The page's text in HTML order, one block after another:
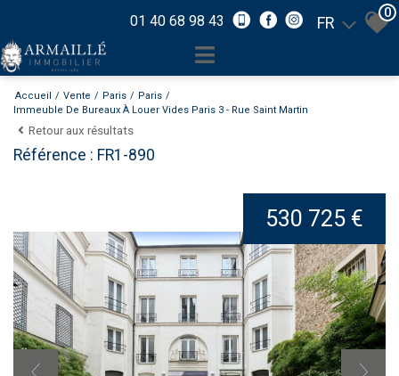
01 40 68 98 43 FR
0
Accueil Vente Paris
Paris
Immeuble De Bureaux À Louer Vides Paris 3 - Rue Saint Martin
Retour aux résultats
Référence : FR1-890
530 725 €